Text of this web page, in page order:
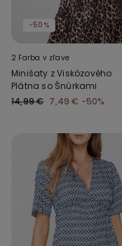
-50%
2 Farba v zľave
Minišaty z Viskózového
Plátna so Šnúrkami
14,99 € 7,49 € -50%